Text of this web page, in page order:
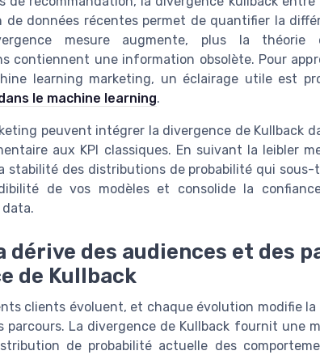
données récentes permet de quantifier la
mesure augmente, plus la théorie
contiennent une information obsolète. Pour
learning marketing, un éclairage utile est
le machine learning.
peuvent intégrer la divergence de Kullback
aux KPI classiques. En suivant la leibler
stabilité des distributions de probabilité qui
de vos modèles et consolide la
dérive des audiences et des
de Kullback
clients évoluent, et chaque évolution modifie
parcours. La divergence de Kullback fournit une
de probabilité actuelle des